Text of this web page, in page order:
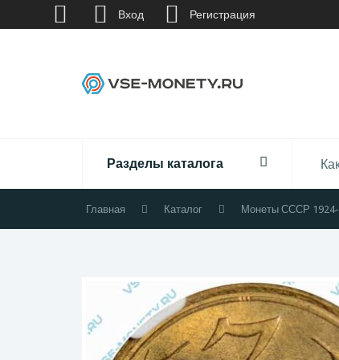
Разделы каталога
Главная Каталог Монеты СССР
Вход Регистрация